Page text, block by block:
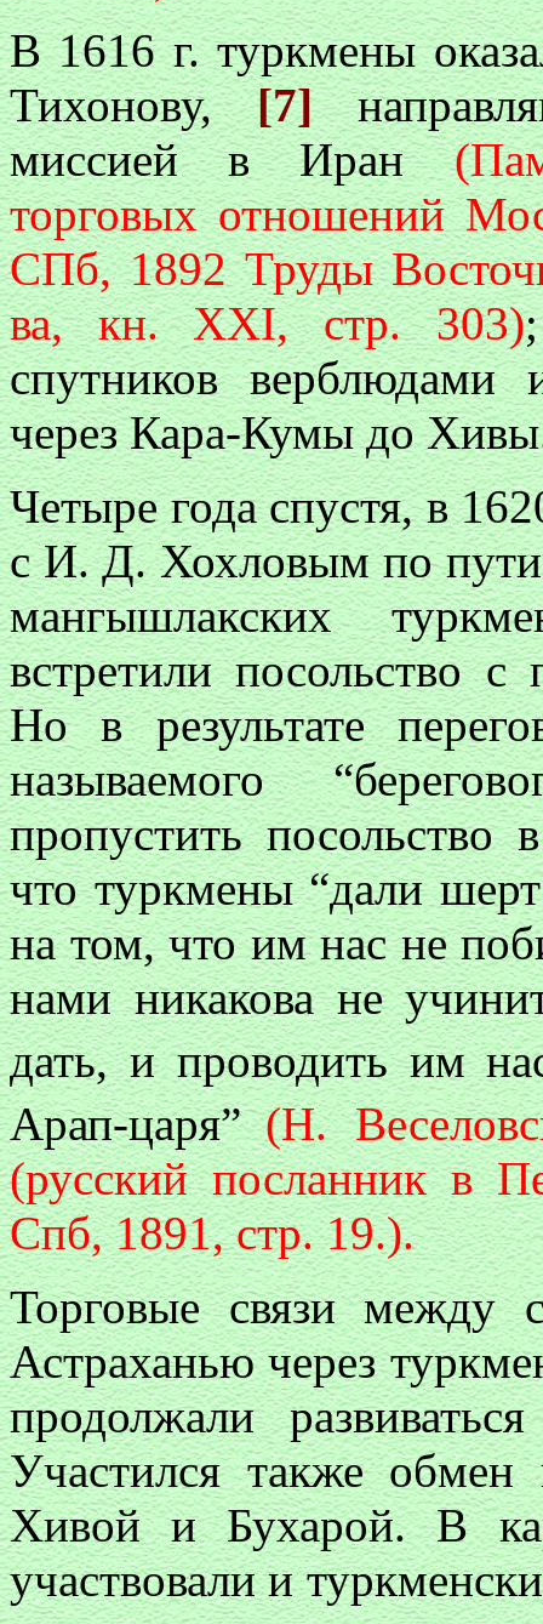
В 1616 г. туркмены
Тихонову,[7]
миссией в Иран
торговых отношений
СПб, 1892 Труды
ва, кн. XXI, стр. 303)
спутников
через Кара-Кумы до
Четыре года спустя, в
с И. Д. Хохловым по пути
мангышлакских
встретили посольство
Но в результате
называемого
пропустить
что туркмены “дали
на том, что им нас не
нами никакова не
дать, и проводить им
Арап-царя” (Н.
(русский посланник в
Спб, 1891, стр. 19.).
Торговые связи между
Астраханью через
продолжали
Участился также обмен
Хивой и Бухарой. В
участвовали и